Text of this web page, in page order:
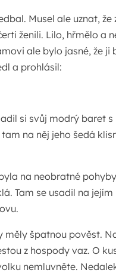
Musel ale uznat,
ženili. Lilo, hřmělo a
ale bylo jasné, že ji
a prohlásil:
si svůj modrý baret
na něj jeho šedá
na neobratné
Tam se usadil na
měly špatnou pověst.
z hospody vaz. O
nemluvněte.